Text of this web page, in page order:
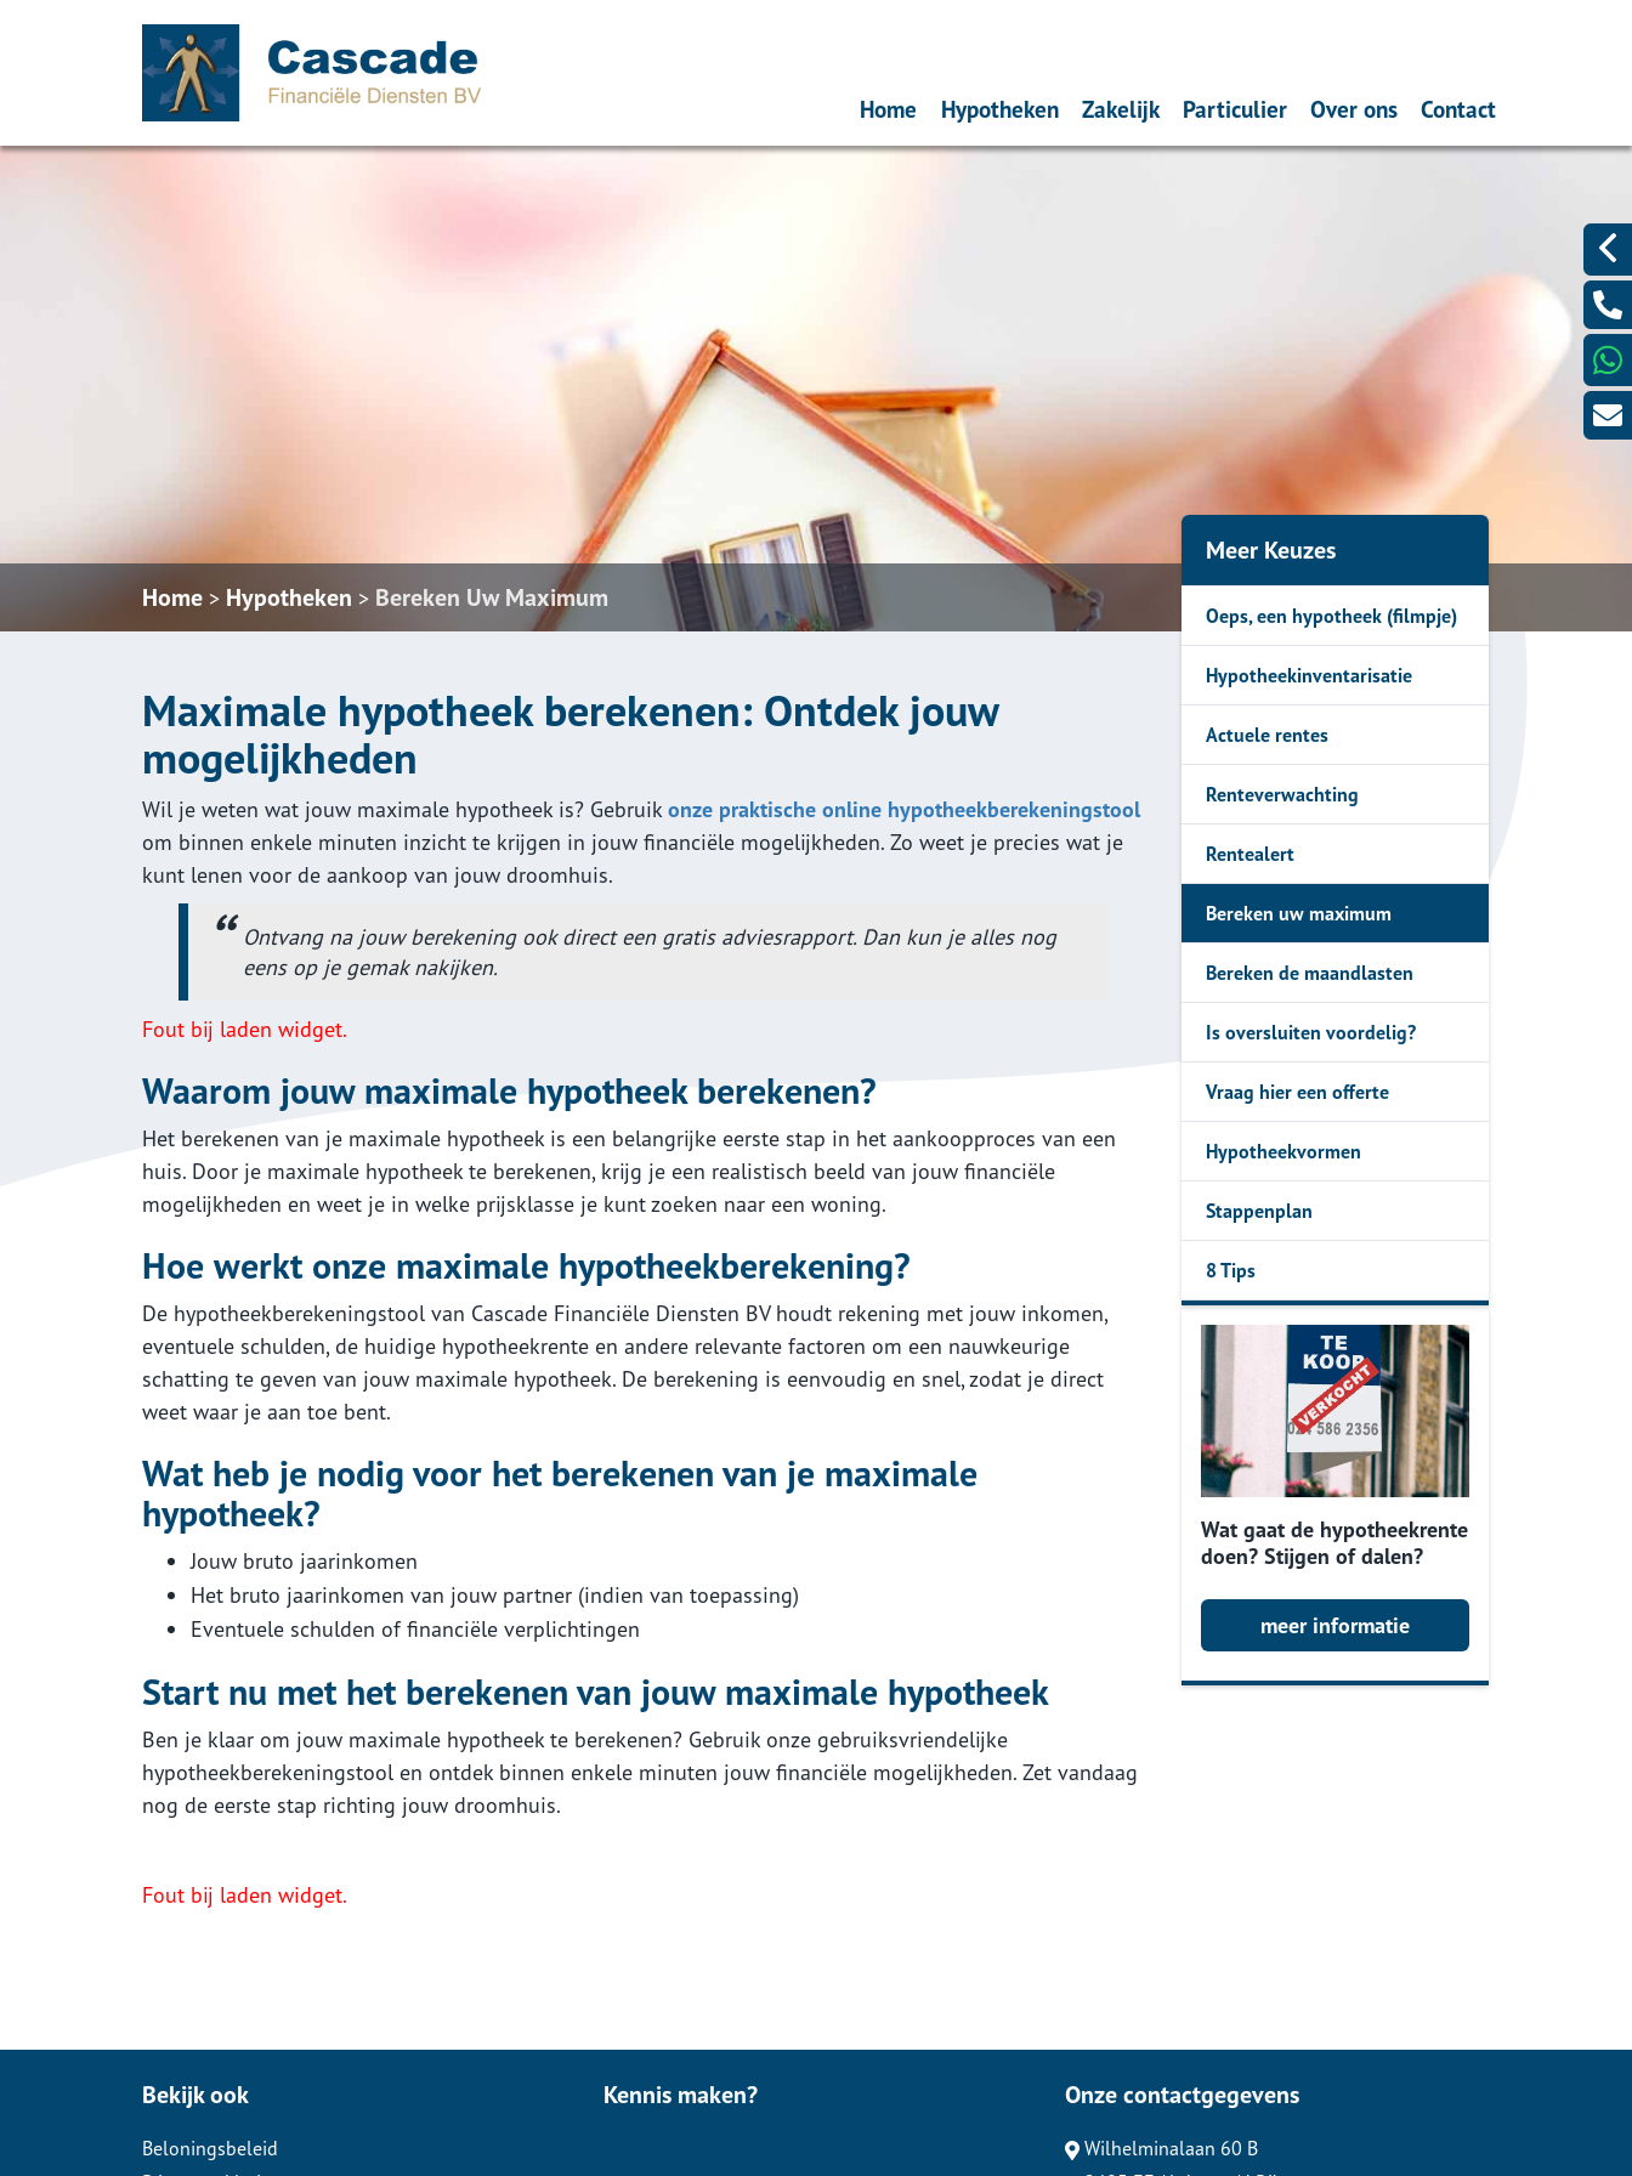
Home Hypotheken
Rentealert
Bereken uw maximum
Bereken de maandlasten
Is oversluiten voordelig?
Vraag hier een offerte
Hypotheekvormen
8 Tips
Zakelijk Particulier Over ons
Spaardiensten
Pensioen
Hypotheekadvisering
Dát bedoelen we nou met
ontzorgen
Contact
Home > Hypotheken > Bereken Uw Maximum
Maximale hypotheek berekenen: Ontdek jouw
mogelijkheden
Wil je weten wat jouw maximale hypotheek is? Gebruikonze praktische online hypotheekberekeningstool
om binnen enkele minuten inzicht te krijgen in jouw financiële mogelijkheden. Zo weet je precies wat je
kunt lenen voor de aankoop van jouw droomhuis.
Ontvang na jouw berekening ook direct een gratis adviesrapport. Dan kun je alles nog
eens op je gemak nakijken.
Fout bij laden widget.
Waarom jouw maximale hypotheek berekenen?
Het berekenen van je maximale hypotheek is een belangrijke eerste stap in het aankoopproces van een
huis. Door je maximale hypotheek te berekenen, krijg je een realistisch beeld van jouw financiële
mogelijkheden en weet je in welke prijsklasse je kunt zoeken naar een woning.
Hoe werkt onze maximale hypotheekberekening?
De hypotheekberekeningstool van Cascade Financiële Diensten BV houdt rekening met jouw inkomen,
eventuele schulden, de huidige hypotheekrente en andere relevante factoren om een nauwkeurige
schatting te geven van jouw maximale hypotheek. De berekening is eenvoudig en snel, zodat je direct
weet waar je aan toe bent.
Wat heb je nodig voor het berekenen van je maximale
hypotheek?
Jouw bruto jaarinkomen
Het bruto jaarinkomen van jouw partner (indien van toepassing)
Eventuele schulden of financiële verplichtingen
Start nu met het berekenen van jouw maximale hypotheek
Ben je klaar om jouw maximale hypotheek te berekenen? Gebruik onze gebruiksvriendelijke
hypotheekberekeningstool en ontdek binnen enkele minuten jouw financiële mogelijkheden. Zet vandaag
nog de eerste stap richting jouw droomhuis.
Fout bij laden widget.
Meer Keuzes
Oeps, een hypotheek (filmpje)
Hypotheekinventarisatie
Actuele rentes
Renteverwachting
Rentealert
Bereken uw maximum
Bereken de maandlasten
Is oversluiten voordelig?
Vraag hier een offerte
Hypotheekvormen
Stappenplan
8 Tips
Wat gaat de hypotheekrente
doen? Stijgen of dalen?
meer informatie
Bekijk ook
Beloningsbeleid
Kennis maken? Onze contactgegevens
Wilhelminalaan 60 B